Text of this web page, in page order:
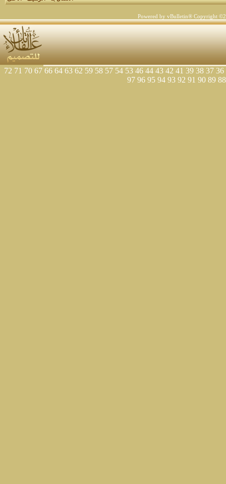
Powered by vBulletin® Copyright
36
37
38
39
41
42
43
44
46
53
54
57
58
59
62
63
64
66
67
70
71
72
88
89
90
91
92
93
94
95
96
97